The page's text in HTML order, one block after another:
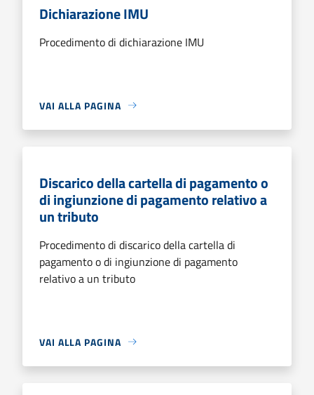
Dichiarazione IMU
Procedimento di dichiarazione IMU
VAI ALLA PAGINA
Discarico della cartella di pagamento o
di ingiunzione di pagamento relativo a
un tributo
Procedimento di discarico della cartella di
pagamento o di ingiunzione di pagamento
relativo a un tributo
VAI ALLA PAGINA